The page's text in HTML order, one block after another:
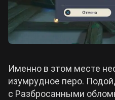
Именно в этом месте
изумрудное перо.
с Разбросанными